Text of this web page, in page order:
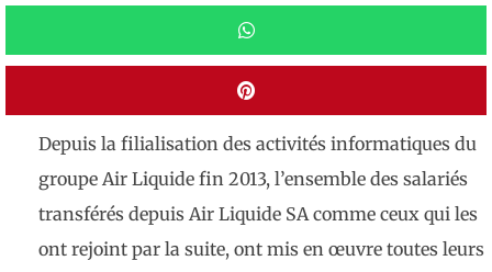
Depuis la filialisation des activités informatiques du
groupe Air Liquide fin 2013, l’ensemble des salariés
transférés depuis Air Liquide SA comme ceux qui les
ont rejoint par la suite, ont mis en œuvre toutes leurs